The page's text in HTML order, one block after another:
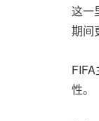
这一
期间
性。